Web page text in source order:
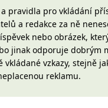
a pravidla pro vkládání
a redakce za ně
nebo obrázek,
jinak odporuje dobrým
vkládané vzkazy, stejně
reklamu.